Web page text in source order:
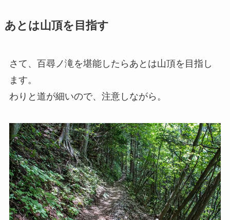
あとは山頂を目指す
さて、百尋ノ滝を堪能したらあとは山頂を目指し
ます。
わりと道が細いので、注意しながら。